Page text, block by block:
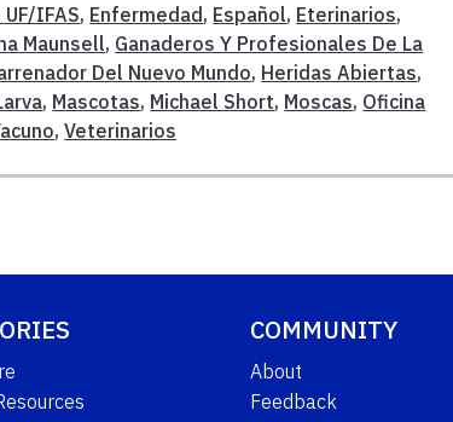
IFAS, Enfermedad, Español, Eterinarios,
Maunsell, Ganaderos Y Profesionales De La
Del Nuevo Mundo, Heridas Abiertas,
, Mascotas, Michael Short, Moscas, Oficina
,Veterinarios
COMMUNITY
About
Feedback